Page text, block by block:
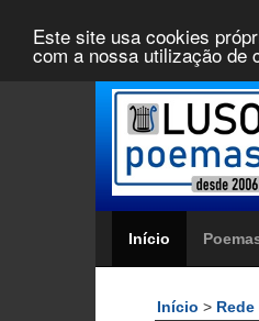
Este site usa cookies
com a nossa utilização de
Início
Início >